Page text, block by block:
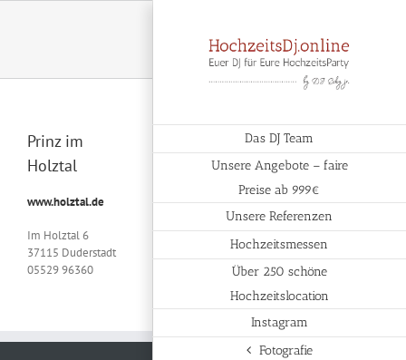
Das DJ Team
Unsere Angebote – faire
Preise ab 999€
Unsere Referenzen
Hochzeitsmessen
Über 250 schöne
Hochzeitslocation
Instagram
Fotografie
Prinz im
Holztal
www.holztal.de
Im Holztal 6
37115 Duderstadt
05529 96360